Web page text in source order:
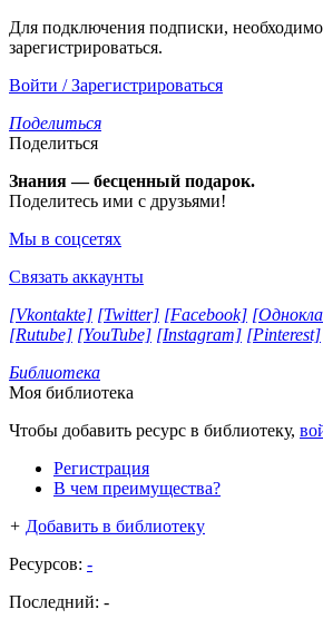
Для подключения подписки, необходимо
зарегистрироваться.
Войти / Зарегистрироваться
Поделиться
Поделиться
Знания — бесценный подарок.
Поделитесь ими с друзьями!
Мы в соцсетях
Связать аккаунты
[Vkontakte] [Twitter] [Facebook]
[Rutube] [YouTube] [Instagram] [Pinterest]
Библиотека
Моя библиотека
Чтобы добавить ресурс в библиотеку,
Регистрация
В чем преимущества?
+ Добавить в библиотеку
Ресурсов: -
Последний: -